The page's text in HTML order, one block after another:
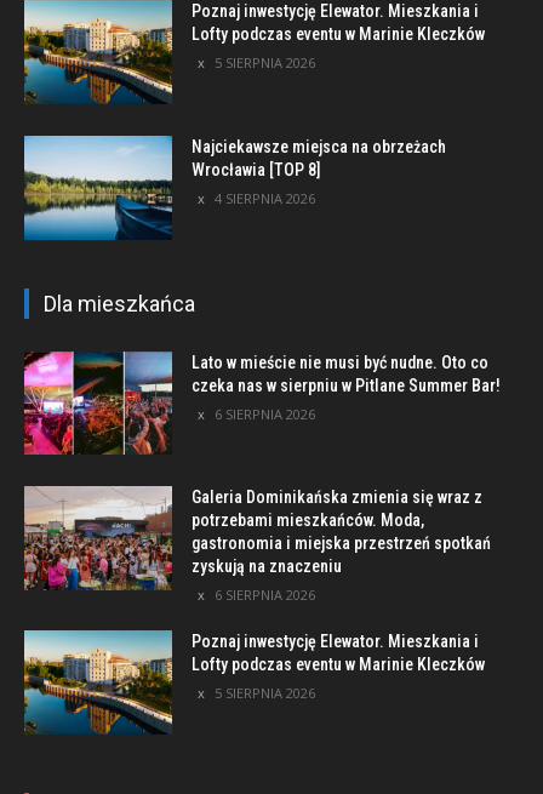
Poznaj inwestycję Elewator. Mieszkania i
Lofty podczas eventu w Marinie Kleczków
5 SIERPNIA 2026
Najciekawsze miejsca na obrzeżach
Wrocławia [TOP 8]
4 SIERPNIA 2026
Dla mieszkańca
Lato w mieście nie musi być nudne. Oto co
czeka nas w sierpniu w Pitlane Summer Bar!
6 SIERPNIA 2026
Galeria Dominikańska zmienia się wraz z
potrzebami mieszkańców. Moda,
gastronomia i miejska przestrzeń spotkań
zyskują na znaczeniu
6 SIERPNIA 2026
Poznaj inwestycję Elewator. Mieszkania i
Lofty podczas eventu w Marinie Kleczków
5 SIERPNIA 2026